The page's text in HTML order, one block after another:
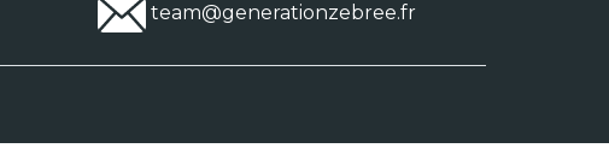
team@generationzebree.fr